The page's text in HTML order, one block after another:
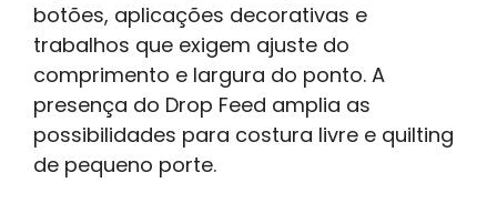
botões, aplicações decorativas e
trabalhos que exigem ajuste do
comprimento e largura do ponto. A
presença do Drop Feed amplia as
possibilidades para costura livre e quilting
de pequeno porte.